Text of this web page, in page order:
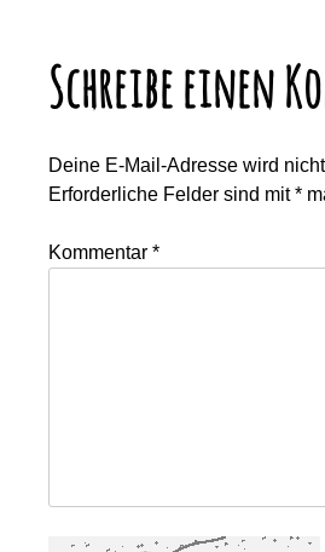
Schreibe einen
Deine E-Mail-Adresse wird
Erforderliche Felder sind mit*
Kommentar*